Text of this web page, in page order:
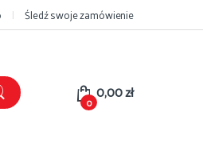
Śledź swoje zamówienie
0 0,00zł